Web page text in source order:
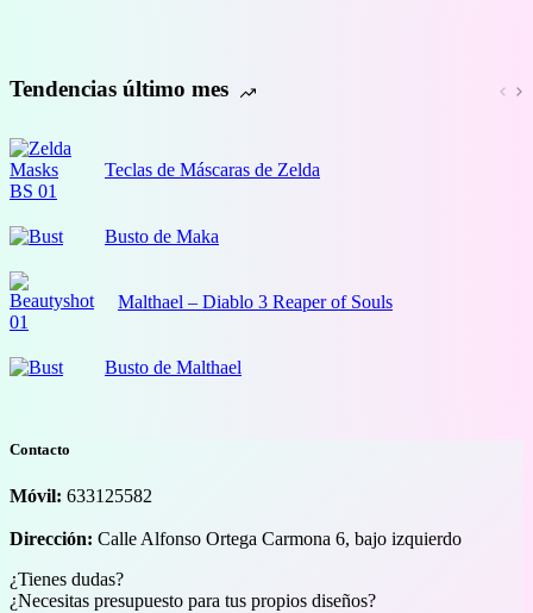
Tendencias último mes
Teclas de Máscaras de Zelda
Busto de Maka
Malthael – Diablo 3 Reaper of Souls
Busto de Malthael
Contacto
Móvil: 633125582
Dirección: Calle Alfonso Ortega Carmona 6, bajo izquierdo
¿Tienes dudas?
¿Necesitas presupuesto para tus propios diseños?